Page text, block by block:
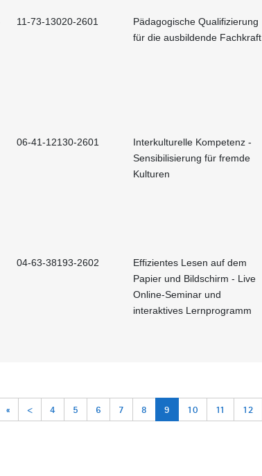
11-73-13020-2601
Pädagogische Qualifizierung
für die ausbildende Fachkraft
06-41-12130-2601
Interkulturelle Kompetenz -
Sensibilisierung für fremde
Kulturen
04-63-38193-2602
Effizientes Lesen auf dem
Papier und Bildschirm - Live
Online-Seminar und
interaktives Lernprogramm
« < 4 5 6 7 8 9 10 11 12